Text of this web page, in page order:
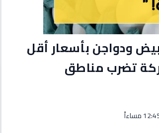
ودواجن بأسعار أقل
منافذ متحركة تضرب مناطق